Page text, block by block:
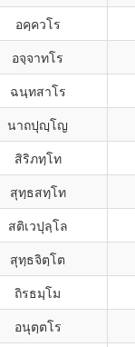
อคฺควโร
อจฺจาทโร
ฉนฺทสาโร
นาถปุญฺโญ
สิริภทฺโท
สุทฺธสทฺโท
สติเวปุลฺโล
สุทฺธจิตฺโต
ถิรธมฺโม
อนุตฺตโร